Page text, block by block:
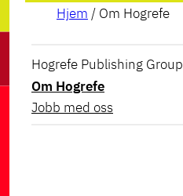
Hjem / Om Hogrefe
Hogrefe Publishing Group
Om Hogrefe
Jobb med oss